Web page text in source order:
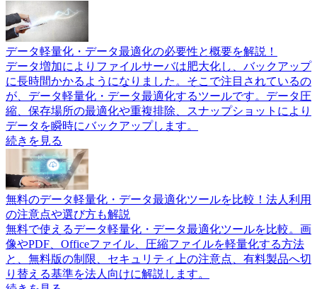
データ軽量化・データ最適化の必要性と概要を解説！
データ増加によりファイルサーバは肥大化し、バックアップ
に長時間かかるようになりました。そこで注目されているの
が、データ軽量化・データ最適化するツールです。データ圧
縮、保存場所の最適化や重複排除、スナップショットにより
データを瞬時にバックアップします。
続きを見る
無料のデータ軽量化・データ最適化ツールを比較！法人利用
の注意点や選び方も解説
無料で使えるデータ軽量化・データ最適化ツールを比較。画
像やPDF、Officeファイル、圧縮ファイルを軽量化する方法
と、無料版の制限、セキュリティ上の注意点、有料製品へ切
り替える基準を法人向けに解説します。